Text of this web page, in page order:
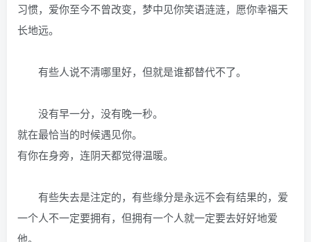
习惯，爱你至今不曾改变，梦中见你笑语涟涟，愿你幸福天
长地远。
有些人说不清哪里好，但就是谁都替代不了。
没有早一分，没有晚一秒。
就在最恰当的时候遇见你。
有你在身旁，连阴天都觉得温暖。
有些失去是注定的，有些缘分是永远不会有结果的，爱
一个人不一定要拥有，但拥有一个人就一定要去好好地爱
他。